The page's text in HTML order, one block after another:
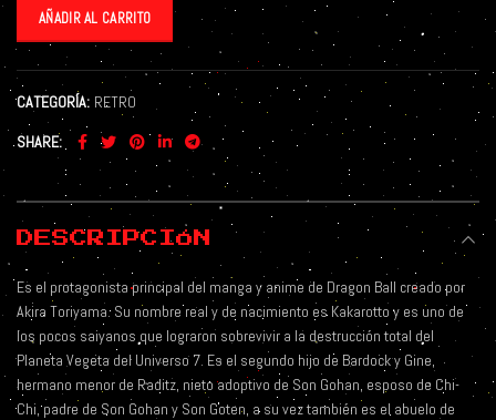
AÑADIR AL CARRITO
CATEGORÍA: RETRO
SHARE
DESCRIPCIÓN
Es el protagonista principal del manga y anime de Dragon Ball creado por
Akira Toriyama. Su nombre real y de nacimiento es Kakarotto y es uno de
los pocos saiyanos que lograron sobrevivir a la destrucción total del
Planeta Vegeta del Universo 7. Es el segundo hijo de Bardock y Gine,
hermano menor de Raditz, nieto adoptivo de Son Gohan, esposo de Chi-
Chi, padre de Son Gohan y Son Goten, a su vez también es el abuelo de